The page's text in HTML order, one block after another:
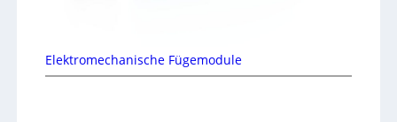
Elektromechanische Fügemodule